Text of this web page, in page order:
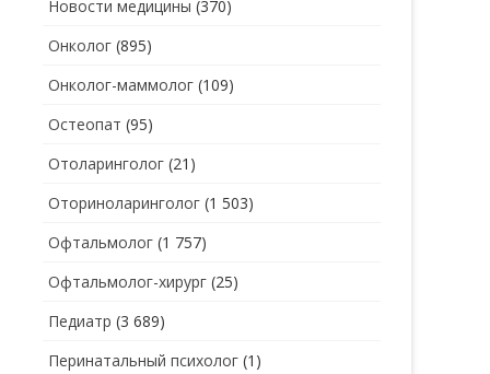
Новости медицины (370)
Онколог (895)
Онколог-маммолог (109)
Остеопат (95)
Отоларинголог (21)
Оториноларинголог (1 503)
Офтальмолог (1 757)
Офтальмолог-хирург (25)
Педиатр (3 689)
Перинатальный психолог (1)